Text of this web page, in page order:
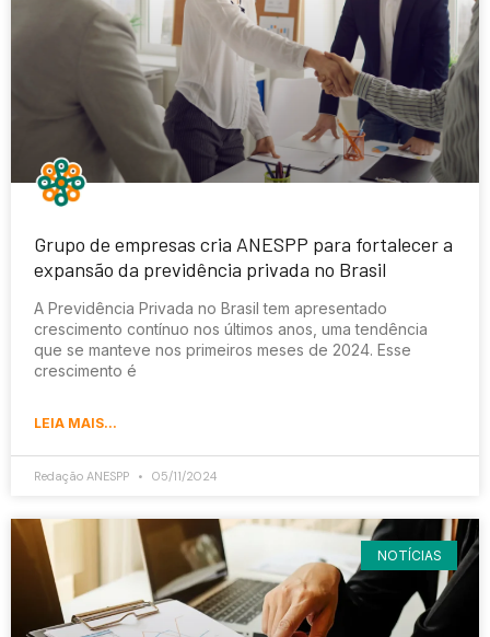
Grupo de empresas cria ANESPP para fortalecer a
expansão da previdência privada no Brasil
A Previdência Privada no Brasil tem apresentado
crescimento contínuo nos últimos anos, uma tendência
que se manteve nos primeiros meses de 2024. Esse
crescimento é
LEIA MAIS...
Redação ANESPP 05/11/2024
NOTÍCIAS